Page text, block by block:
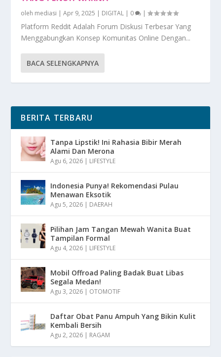
oleh mediasi |Apr 9, 2025 | DIGITAL | 0 |
Platform Reddit Adalah Forum Diskusi Terbesar Yang
Menggabungkan Konsep Komunitas Online Dengan...
BACA SELENGKAPNYA
BERITA TERBARU
Tanpa Lipstik! Ini Rahasia Bibir Merah
Alami Dan Merona
Agu 6, 2026 | LIFESTYLE
Indonesia Punya! Rekomendasi Pulau
Menawan Eksotik
Agu 5, 2026 | DAERAH
Pilihan Jam Tangan Mewah Wanita Buat
Tampilan Formal
Agu 4, 2026 | LIFESTYLE
Mobil Offroad Paling Badak Buat Libas
Segala Medan!
Agu 3, 2026 | OTOMOTIF
Daftar Obat Panu Ampuh Yang Bikin Kulit
Kembali Bersih
Agu 2, 2026 | RAGAM